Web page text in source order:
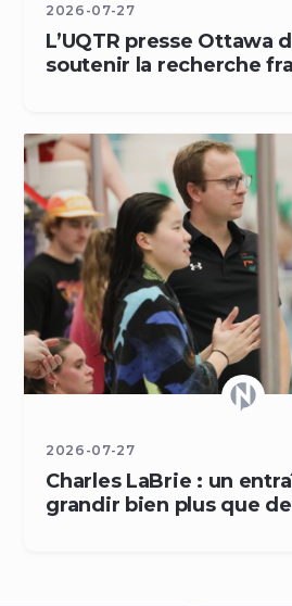
2026-07-27
L’UQTR presse Ottawa
soutenir la recherche
2026-07-27
Charles LaBrie : un
grandir bien plus que